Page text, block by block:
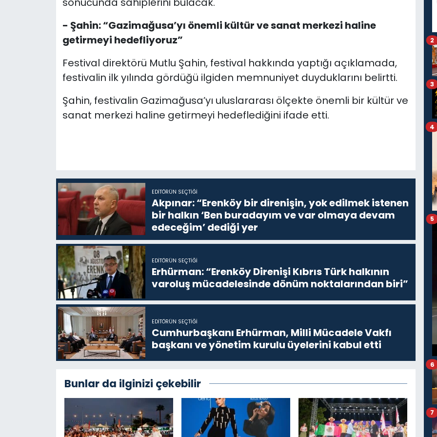
- Şahin: “Gazimağusa’yı önemli kültür ve sanat merkezi haline
getirmeyi hedefliyoruz”
Festival direktörü Mutlu Şahin, festival hakkında yaptığı açıklamada,
festivalin ilk yılında gördüğü ilgiden memnuniyet duyduklarını belirtti.
Şahin, festivalin Gazimağusa’yı uluslararası ölçekte önemli bir kültür ve
sanat merkezi haline getirmeyi hedeflediğini ifade etti.
EDITÖRÜN SEÇTIĞI
Akpınar: “Erenköy bir direnişin, yok edilmek istenen
bir halkın ‘Ben buradayım ve var olmaya devam
edeceğim’ dediği yer
EDITÖRÜN SEÇTIĞI
Erhürman: “Erenköy Direnişi Kıbrıs Türk halkının
varoluş mücadelesinde dönüm noktalarından biri”
EDITÖRÜN SEÇTIĞI
Cumhurbaşkanı Erhürman, Milli Mücadele Vakfı
başkanı ve yönetim kurulu üyelerini kabul etti
Bunlar da ilginizi çekebilir
2
3
4
5
6
7